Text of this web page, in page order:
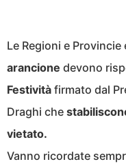
Le Regioni e
arancione devono
Festività firmato dal
Draghi che
vietato.
Vanno ricordate